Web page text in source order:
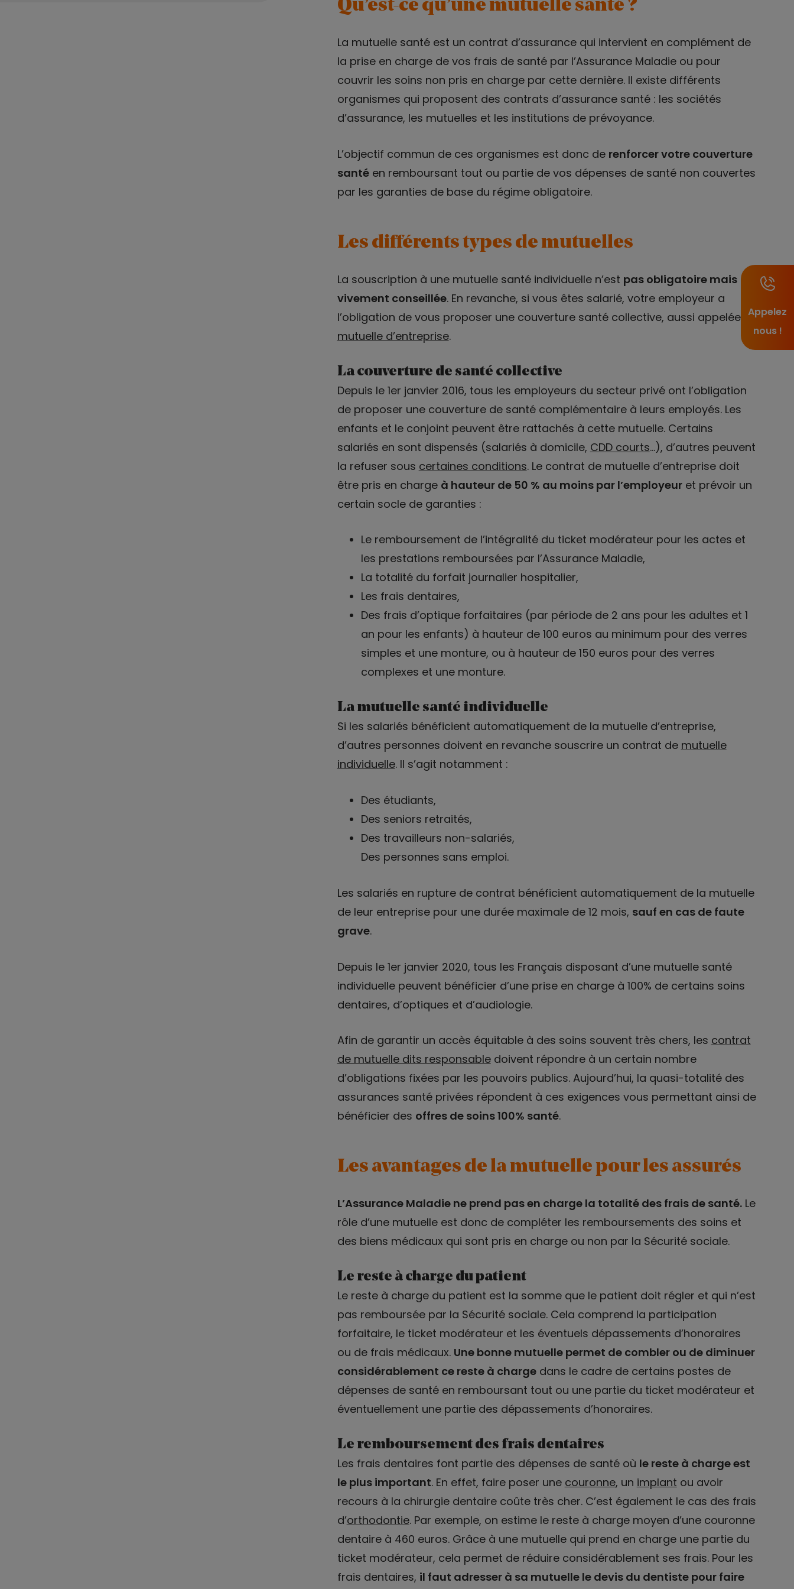
Appelez
nous !
Qu’est-ce qu’une mutuelle santé ?
La mutuelle santé est un contrat d’assurance qui intervient en complément de
la prise en charge de vos frais de santé par l’Assurance Maladie ou pour
couvrir les soins non pris en charge par cette dernière. Il existe différents
organismes qui proposent des contrats d’assurance santé : les sociétés
d’assurance, les mutuelles et les institutions de prévoyance.
L’objectif commun de ces organismes est donc de renforcer votre couverture
santéen remboursant tout ou partie de vos dépenses de santé non couvertes
par les garanties de base du régime obligatoire.
Les différents types de mutuelles
La souscription à une mutuelle santé individuelle n’est pas obligatoire mais
vivement conseillée. En revanche, si vous êtes salarié, votre employeur a
l’obligation de vous proposer une couverture santé collective, aussi appelée
mutuelle d’entreprise.
La couverture de santé collective
Depuis le 1er janvier 2016, tous les employeurs du secteur privé ont l’obligation
de proposer une couverture de santé complémentaire à leurs employés. Les
enfants et le conjoint peuvent être rattachés à cette mutuelle. Certains
salariés en sont dispensés (salariés à domicile, CDD courts…), d’autres peuvent
la refuser sous certaines conditions. Le contrat de mutuelle d’entreprise doit
être pris en charge à hauteur de 50 % au moins par l’employeuret prévoir un
certain socle de garanties :
Le remboursement de l’intégralité du ticket modérateur pour les actes et
les prestations remboursées par l’Assurance Maladie,
La totalité du forfait journalier hospitalier,
Les frais dentaires,
Des frais d’optiqueforfaitaires (par période de 2 ans pour les adultes et 1
an pour les enfants) à hauteur de 100 euros au minimum pour des verres
simples et une monture, ou à hauteur de 150 euros pour des verres
complexes et une monture.
La mutuelle santé individuelle
Si les salariés bénéficient automatiquement de la mutuelle d’entreprise,
d’autres personnes doivent en revanche souscrire un contrat de mutuelle
individuelle. Il s’agit notamment :
Des étudiants,
Des seniors retraités,
Des travailleurs non-salariés,
Des personnes sans emploi.
Les salariés en rupture de contrat bénéficient automatiquement de la mutuelle
de leur entreprise pour une durée maximale de 12 mois, sauf en cas de faute
grave.
Depuis le 1er janvier 2020, tous les Français disposant d’une mutuelle santé
individuelle peuvent bénéficier d’une prise en charge à 100% de certains soins
dentaires, d’optiques et d’audiologie.
Afin de garantir un accès équitable à des soins souvent très chers, les contrat
de mutuelle dits responsabledoivent répondre à un certain nombre
d’obligations fixées par les pouvoirs publics. Aujourd’hui, la quasi-totalité des
assurances santé privées répondent à ces exigences vous permettant ainsi de
bénéficier des offres de soins 100% santé.
Les avantages de la mutuelle pour les assurés
L’Assurance Maladie ne prend pas en charge la totalité des frais de santé.Le
rôle d’une mutuelle est donc de compléter les remboursements des soins et
des biens médicaux qui sont pris en charge ou non par la Sécurité sociale.
Le reste à charge du patient
Le reste à charge du patient est la somme que le patient doit régler et qui n’est
pas remboursée par la Sécurité sociale. Cela comprend la participation
forfaitaire, le ticket modérateur et les éventuels dépassements d’honoraires
ou de frais médicaux. Une bonne mutuelle permet de combler ou de diminuer
considérablement ce reste à chargedans le cadre de certains postes de
dépenses de santé en remboursant tout ou une partie du ticket modérateur et
éventuellement une partie des dépassements d’honoraires.
Le remboursement des frais dentaires
Les frais dentaires font partie des dépenses de santé où le reste à charge est
le plus important. En effet, faire poser une couronne, un implant ou avoir
recours à la chirurgie dentaire coûte très cher. C’est également le cas des frais
d’orthodontie. Par exemple, on estime le reste à charge moyen d’une couronne
dentaire à 460 euros. Grâce à une mutuelle qui prend en charge une partie du
ticket modérateur, cela permet de réduire considérablement ses frais. Pour les
frais dentaires, il faut adresser à sa mutuelle le devis du dentiste pour faire